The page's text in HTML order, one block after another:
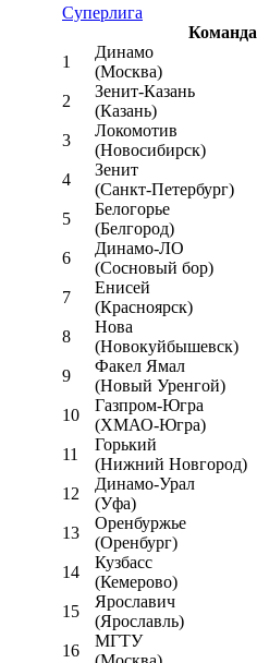
Суперлига
Команда
1
Динамо
(Москва)
2
Зенит-Казань
(Казань)
3
Локомотив
(Новосибирск)
4
Зенит
(Санкт-Петербург)
5
Белогорье
(Белгород)
6
Динамо-ЛО
(Сосновый бор)
7
Енисей
(Красноярск)
8
Нова
(Новокуйбышевск)
9
Факел Ямал
(Новый Уренгой)
10
Газпром-Югра
(ХМАО-Югра)
11
Горький
(Нижний Новгород)
12
Динамо-Урал
(Уфа)
13
Оренбуржье
(Оренбург)
14
Кузбасс
(Кемерово)
15
Ярославич
(Ярославль)
16
МГТУ